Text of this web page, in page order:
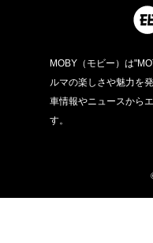
MOBY（モビー）は
ルマの楽しさや魅力を
車情報やニュースから
す。